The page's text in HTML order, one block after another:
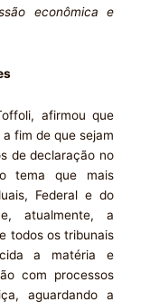
econômica e
afirmou que
fim de que sejam
de declaração no
tema que mais
Federal e do
atualmente, a
todos os tribunais
a matéria e
com processos
aguardando a